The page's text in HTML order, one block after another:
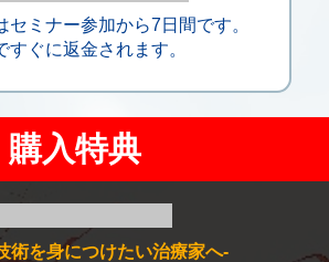
セミナー参加から7日間です。
すぐに返金されます。
購入特典
術を身につけたい治療家へ-